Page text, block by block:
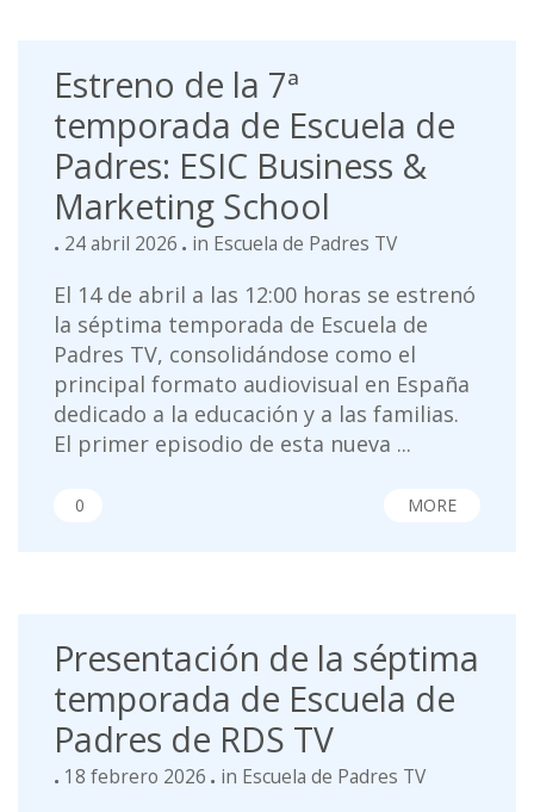
Estreno de la 7ª
temporada de Escuela de
Padres: ESIC Business &
Marketing School
24 abril 2026 in Escuela de Padres TV
El 14 de abril a las 12:00 horas se estrenó
la séptima temporada de Escuela de
Padres TV, consolidándose como el
principal formato audiovisual en España
dedicado a la educación y a las familias.
El primer episodio de esta nueva ...
0 MORE
Presentación de la séptima
temporada de Escuela de
Padres de RDS TV
18 febrero 2026 in Escuela de Padres TV